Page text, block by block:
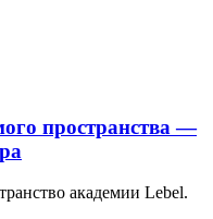
пространства —
академии Lebel.